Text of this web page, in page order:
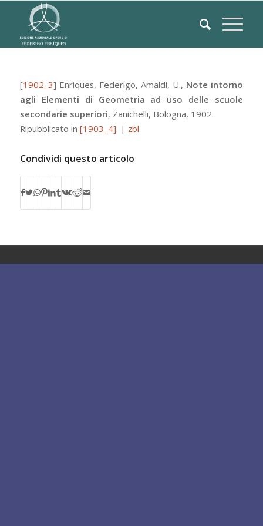
[1902_3] Enriques, Federigo,Amaldi, U., Note intorno
agli Elementi di Geometria ad uso delle scuole
secondarie superiori, Zanichelli, Bologna, 1902.
Ripubblicato in [1903_4]. | zbl
Condividi questo articolo